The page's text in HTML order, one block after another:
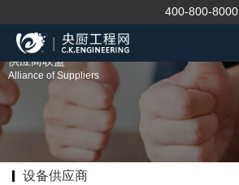
400-800-8000
供应商联盟
Alliance of Suppliers
设备供应商